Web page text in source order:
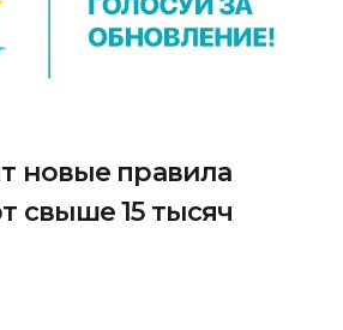
новые правила
свыше 15 тысяч